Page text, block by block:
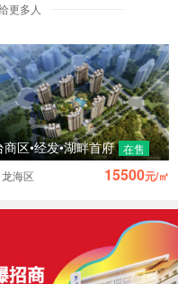
更多人
商区•经发•湖畔首府 在售
龙海区
15500元/㎡